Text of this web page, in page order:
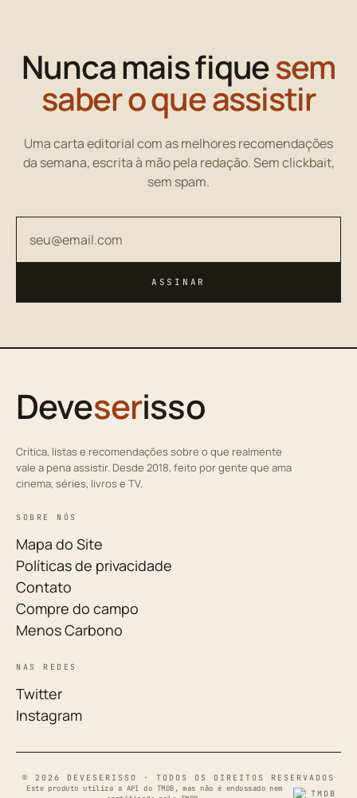
Nunca mais fiquesem
saber o que assistir
Uma carta editorial com as melhores recomendações
da semana, escrita à mão pela redação. Sem clickbait,
sem spam.
ASSINAR
Deveserisso
Crítica, listas e recomendações sobre o que realmente
vale a pena assistir. Desde 2018, feito por gente que ama
cinema, séries, livros e TV.
SOBRE NÓS
Mapa do Site
Políticas de privacidade
Contato
Compre do campo
Menos Carbono
NAS REDES
Twitter
Instagram
© 2026 DEVESERISSO · TODOS OS DIREITOS RESERVADOS
Este produto utiliza a API do TMDB, mas não é endossado nem